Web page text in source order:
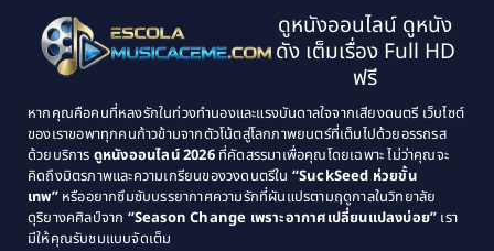
Classic หนังคลาสสิก(25)
Classic หนังคลาสสิก(134)
Classic หนังคลาสสิก(21)
Comedy ตลก(515)
Comedy ตลก(46)
1995
1994
1993
1992
1989
1988
1987
1986
1985
1984
1983
1982
ดูหนังออนไลน์ ดูหนัง
ดัง เต็มเรื่อง Full HD
ฟรี
หากคุณคือคนที่หลงรักในท่วงทำนองและแรงบันดาลใจจากเสียงดนตรี เว็บไซต์
ของเราขอพาทุกคนก้าวข้ามจากตัวโน้ตสู่โลกภาพยนตร์ที่เต็มไปด้วยอรรถรส
ด้วยบริการ ดูหนังออนไลน์ 2026ที่คัดสรรมาเพื่อคุณโดยเฉพาะ ไม่ว่าคุณจะ
คิดถึงมิตรภาพและความเกรียนของวงดนตรีใน “SuckSeed ห่วยขั้น
เทพ”หรืออยากซึมซับบรรยากาศความรักที่ผันแปรตามฤดูกาลในวิทยาลัย
ดุริยางคศิลป์จาก “Season Change เพราะอากาศเปลี่ยนแปลงบ่อย” เรา
มีให้คุณรับชมแบบจัดเต็ม